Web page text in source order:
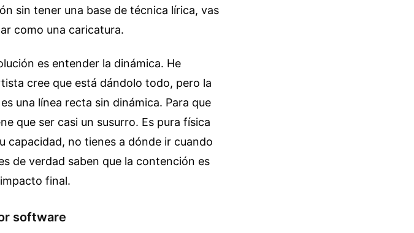
sin tener una base de técnica lírica, vas
como una caricatura.
es entender la dinámica. He
cree que está dándolo todo, pero la
una línea recta sin dinámica. Para que
que ser casi un susurro. Es pura física
capacidad, no tienes a dónde ir cuando
de verdad saben que la contención es
final.
software